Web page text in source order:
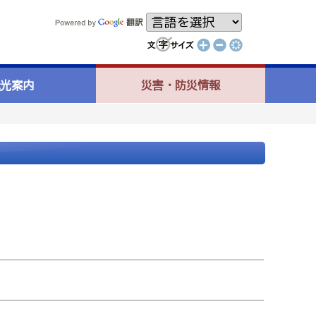
案内 災害・防災情報